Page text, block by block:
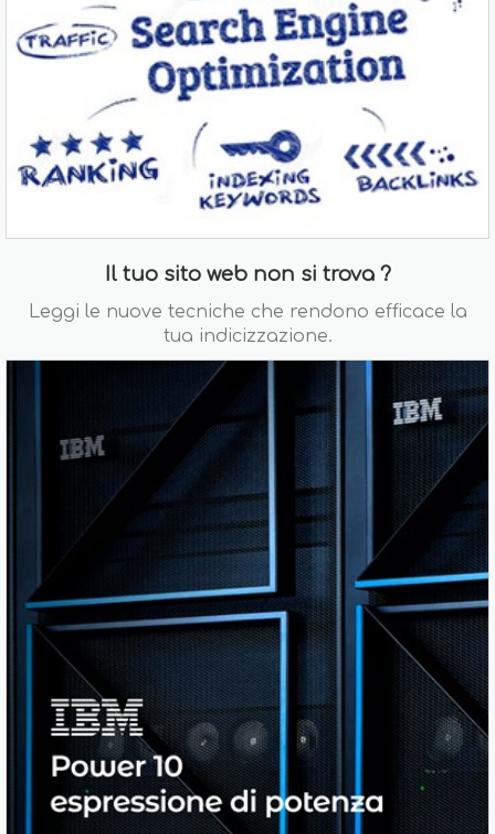
Il tuo sito web non si trova ?
Leggi le nuove tecniche che rendono efficace la
tua indicizzazione.